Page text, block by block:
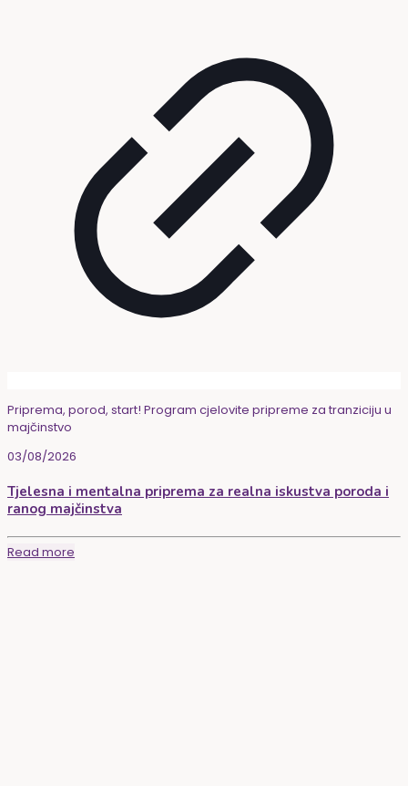
Priprema, porod, start! Program cjelovite pripreme za tranziciju u
majčinstvo
03/08/2026
Tjelesna i mentalna priprema za realna iskustva poroda i
ranog majčinstva
Read more